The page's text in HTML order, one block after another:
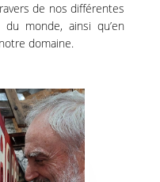
de nos différentes
monde, ainsi qu’en
domaine.